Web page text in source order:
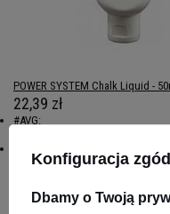
POWER SYSTEM Chalk Liquid -
22,39 zł
#AVG:
POWER SYSTEM Chalk Liquid -
Magazyn główny
Konfiguracja zgód
Dbamy o Twoją